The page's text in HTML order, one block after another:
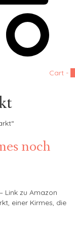
Cart -
noch
Link zu Amazon
einer Kirmes, die